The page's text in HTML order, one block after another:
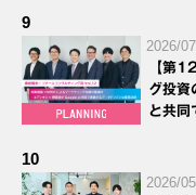
9
2026/
【第
グ投
と共同
10
2026/